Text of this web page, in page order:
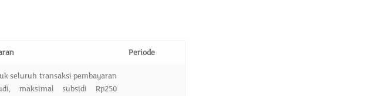
Periode
seluruh transaksi pembayaran
maksimal subsidi Rp250